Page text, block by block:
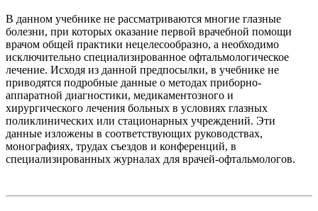
В данном учебнике не рассматриваются многие глазные
болезни, при которых оказание первой врачебной помощи
врачом общей практики нецелесообразно, а необходимо
исключительно специализированное офтальмологическое
лечение. Исходя из данной предпосылки, в учебнике не
приводятся подробные данные о методах приборно-
аппаратной диагностики, медикаментозного и
хирургического лечения больных в условиях глазных
поликлинических или стационарных учреждений. Эти
данные изложены в соответствующих руководствах,
монографиях, трудах съездов и конференций, в
специализированных журналах для врачей-офтальмологов.